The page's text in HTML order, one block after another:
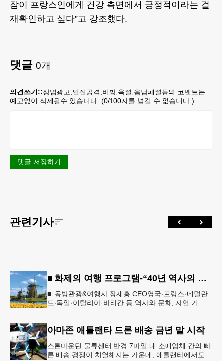
잠이 프랑스인에게 건강 측면에서 긍정적이라는 걸
재확인하고 싶다”고 강조했다.
댓글 0개
의견쓰기::상업광고,인신공격,비방,욕설,음담패설등의 코멘트는
예고없이 삭제될수 있습니다. (0/100자를 넘길 수 없습니다.)
댓글 저장하기
관련기사
■ 화제의 여행 프로그램-“40년 역사의 신뢰… 서유럽 8개국 13일 대장정”
■ 동방관광&여행사 장재홍 CEO영국·프랑스·네덜란
드·독일·이탈리아·바티칸 등 역사와 문화, 자연 기
아마존 애틀랜타 드론 배송 금년 말 시작
스톤마운틴 물류센터 반경 7마일 내 소매업체 간의 빠
른 배송 경쟁이 치열해지는 가운데, 애틀랜타에서도